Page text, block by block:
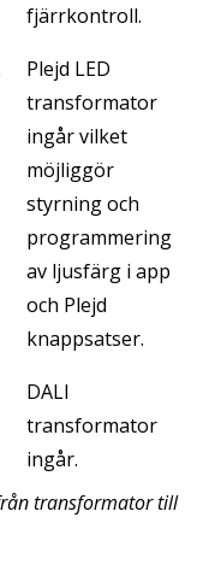
fjärrkontroll.
Plejd LED
transformator
ingår vilket
möjliggör
styrning och
programmering
av ljusfärg i app
och Plejd
knappsatser.
DALI
transformator
ingår.
transformator till